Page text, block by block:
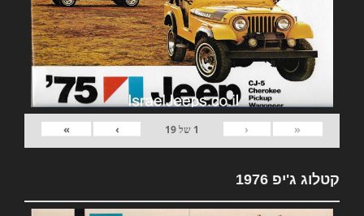
«
‹
1 של19
›
»
קטלוג ג'יפ 1976